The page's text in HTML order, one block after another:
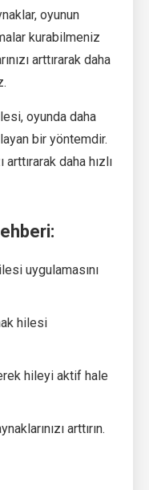
oyunun
kurabilmeniz
arttırarak daha
oyunda daha
bir yöntemdir.
daha hızlı
uygulamasını
hilesi
hileyi aktif hale
arttırın.